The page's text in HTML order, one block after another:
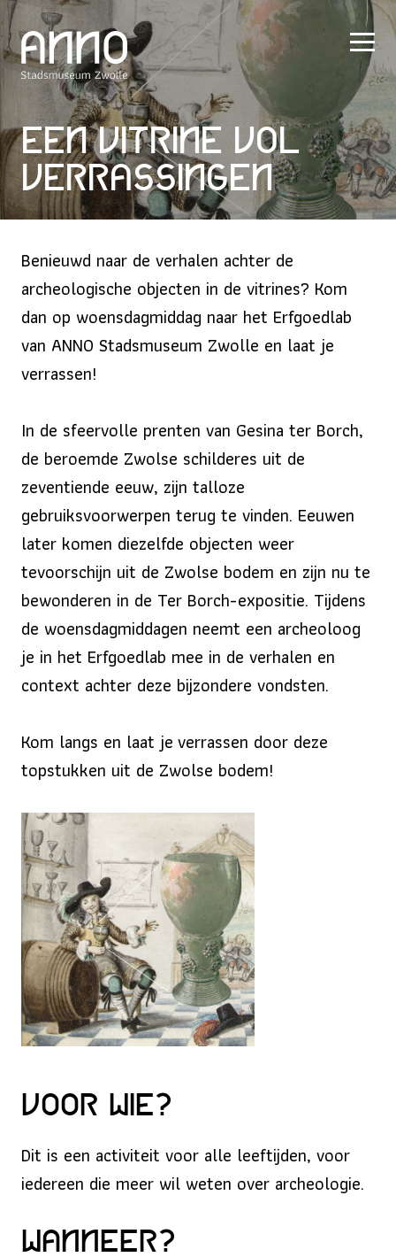
Een vitrine vol
verrassingen
Benieuwd naar de verhalen achter de
archeologische objecten in de vitrines? Kom
dan op woensdagmiddag naar het Erfgoedlab
van ANNO Stadsmuseum Zwolle en laat je
verrassen!
In de sfeervolle prenten van Gesina ter Borch,
de beroemde Zwolse schilderes uit de
zeventiende eeuw, zijn talloze
gebruiksvoorwerpen terug te vinden. Eeuwen
later komen diezelfde objecten weer
tevoorschijn uit de Zwolse bodem en zijn nu te
bewonderen in de Ter Borch-expositie. Tijdens
de woensdagmiddagen neemt een archeoloog
je in het Erfgoedlab mee in de verhalen en
context achter deze bijzondere vondsten.
Kom langs en laat je verrassen door deze
topstukken uit de Zwolse bodem!
Voor wie?
Dit is een activiteit voor alle leeftijden, voor
iedereen die meer wil weten over archeologie.
Wanneer?